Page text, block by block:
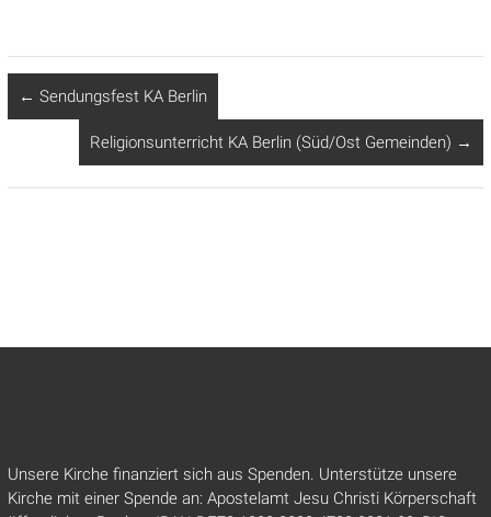
← Sendungsfest KA Berlin
Religionsunterricht KA Berlin (Süd/Ost Gemeinden) →
Unsere Kirche finanziert sich aus Spenden. Unterstütze unsere
Kirche mit einer Spende an: Apostelamt Jesu Christi Körperschaft